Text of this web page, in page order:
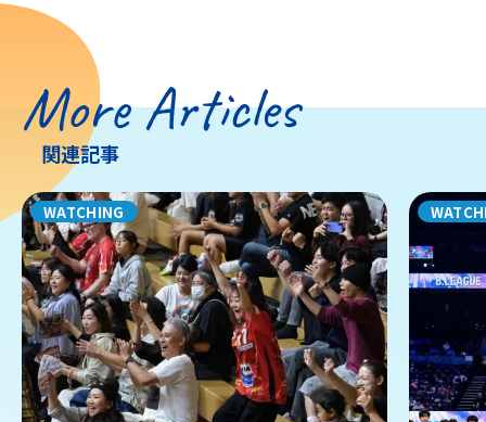
More Articles
関連記事
WATCHING